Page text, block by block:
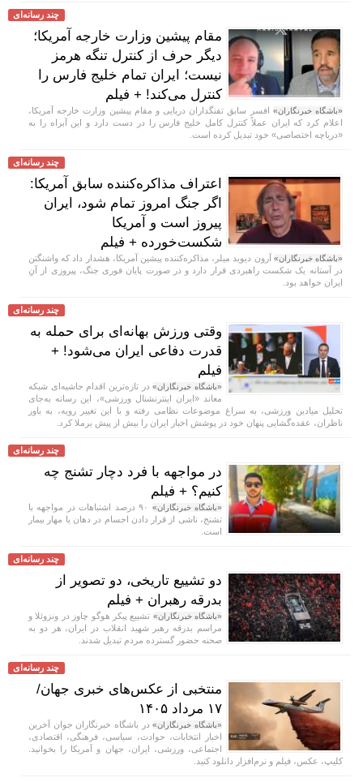
چند رسانه‌ای
مقام پیشین وزارت خارجه آمریکا؛
دیگر حرف از کنترل تنگه هرمز
نیست؛ ایران تمام خلیج فارس را
کنترل می‌کند! + فیلم
«باشگاه خبرنگاران» افسر سابق تفنگداران دریایی و مقام پیشین وزارت خارجه آمریکا،
اعلام کرد که ایران عملاً کنترل کامل خلیج فارس را در دست دارد و این آبراه را به
«دریاچه اختصاصی» خود تبدیل کرده است.
چند رسانه‌ای
اعتراف مذاکره‌کننده سابق آمریکا:
اگر جنگ امروز تمام شود، ایران
پیروز است و آمریکا
شکست‌خورده + فیلم
«باشگاه خبرنگاران» آرون دیوید میلر، مذاکره‌کننده پیشین آمریکا، هشدار داد که واشنگتن
در آستانه یک شکست راهبردی قرار دارد و در صورت پایان فوری جنگ، پیروزی از آنِ
ایران خواهد بود.
چند رسانه‌ای
وقتی ورزش بهانه‌ای برای حمله به
قدرت دفاعی ایران می‌شود! +
فیلم
«باشگاه خبرنگاران»در تازه‌ترین اقدام حاشیه‌ای شبکه
معاند «ایران اینترنشنال ورزشی»، این رسانه به‌جای
تحلیل میادین ورزشی، به سراغ موضوعات نظامی رفته و با این تغییر رویه، به باور
ناظران، عقده‌گشایی پنهان خود در پوشش اخبار ایران را بیش از پیش برملا کرد.
چند رسانه‌ای
در مواجهه با فرد دچار تشنج چه
کنیم؟ + فیلم
«باشگاه خبرنگاران»
۹۰ درصد اشتباهات در مواجهه با
تشنج، ناشی از قرار دادن اجسام در دهان یا مهار بیمار
است.
چند رسانه‌ای
دو تشییع تاریخی، دو تصویر از
بدرقه رهبران + فیلم
«باشگاه خبرنگاران» تشییع پیکر هوگو چاوز در ونزوئلا و
مراسم بدرقه رهبر شهید انقلاب در ایران، هر دو به
صحنه حضور گسترده مردم تبدیل شدند.
چند رسانه‌ای
منتخبی از عکس‌های خبری جهان/
۱۷ مرداد ۱۴۰۵
«باشگاه خبرنگاران»در باشگاه خبرنگاران جوان آخرین
اخبار انتخابات، حوادث، سیاسی، فرهنگی، اقتصادی،
اجتماعی، ورزشی، ایران، جهان و آمریکا را بخوانید.
کلیپ، عکس، فیلم و نرم‌افزار دانلود کنید.